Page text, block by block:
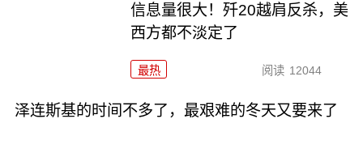
信息量很大！歼20越肩反杀，美
西方都不淡定了
最热 阅读 12044
泽连斯基的时间不多了，最艰难的冬天又要来了